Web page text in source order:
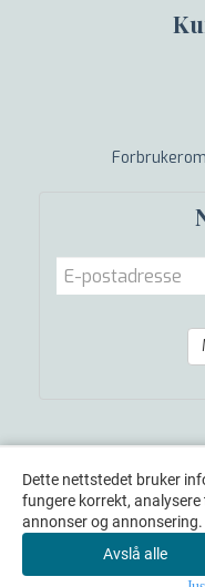
© 2026
Dette nettstedet bruker
fungere korrekt,
annonser og annonsering.
Avslå alle